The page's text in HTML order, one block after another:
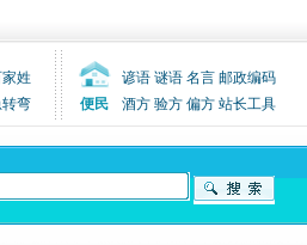
姓
转弯
谚语 谜语 名言 邮政编码
便民
酒方 验方 偏方 站长工具